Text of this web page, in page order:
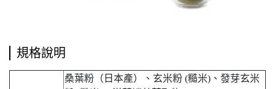
規格說明
桑葉粉（日本產）、玄米粉 (糙米)、發芽玄米